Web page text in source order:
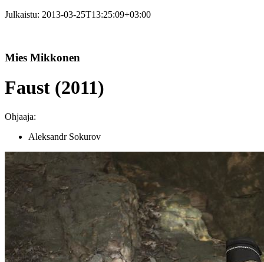
Julkaistu: 2013-03-25T13:25:09+03:00
Mies Mikkonen
Faust (2011)
Ohjaaja:
Aleksandr Sokurov